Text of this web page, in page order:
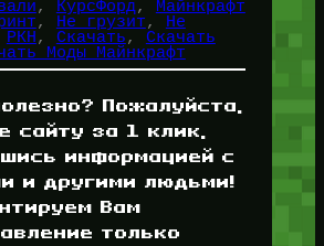
, КурсФорд,
Майнкрафт
, Не грузит,
Не
РКН , Скачать, Скачать
Моды Майнкрафт
Пожалуйста,
сайту за 1 клик,
информацией с
и другими людьми!
Вам
только